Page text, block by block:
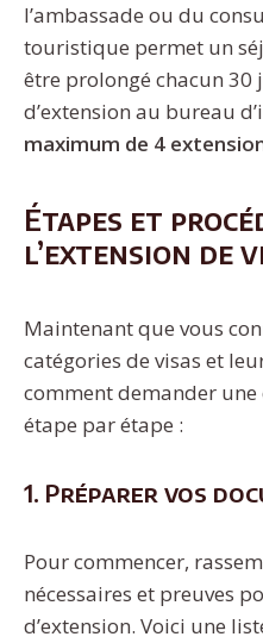
l’ambassade ou du
touristique permet un
être prolongé chacun
d’extension au bureau
maximum de 4
Étapes et
l’extension de
Maintenant que vous
catégories de visas et
comment demander une
étape par étape :
1. Préparer vos
Pour commencer,
nécessaires et preuves
d’extension. Voici une